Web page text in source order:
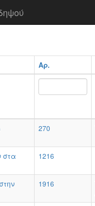
Αρ.
270
1216
1916